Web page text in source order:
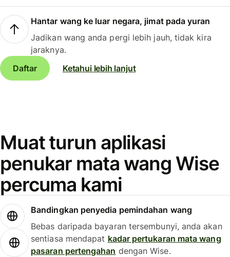
Hantar wang ke luar negara, jimat pada yuran
Jadikan wang anda pergi lebih jauh, tidak kira
jaraknya.
Daftar
Ketahui lebih lanjut
Muat turun aplikasi
penukar mata wang Wise
percuma kami
Bandingkan penyedia pemindahan wang
Bebas daripada bayaran tersembunyi, anda akan
sentiasa mendapat kadar pertukaran mata wang
pasaran pertengahan dengan Wise.